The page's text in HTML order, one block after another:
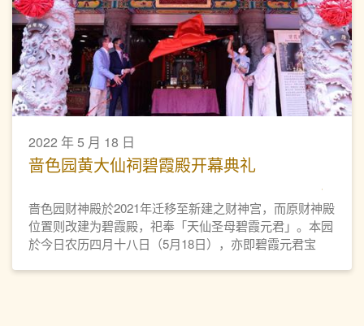
2022 年 5 月 18 日
啬色园黄大仙祠碧霞殿开幕典礼
啬色园财神殿於2021年迁移至新建之财神宫，而原财神殿
位置则改建为碧霞殿，祀奉「天仙圣母碧霞元君」。本园
於今日农历四月十八日（5月18日），亦即碧霞元君宝